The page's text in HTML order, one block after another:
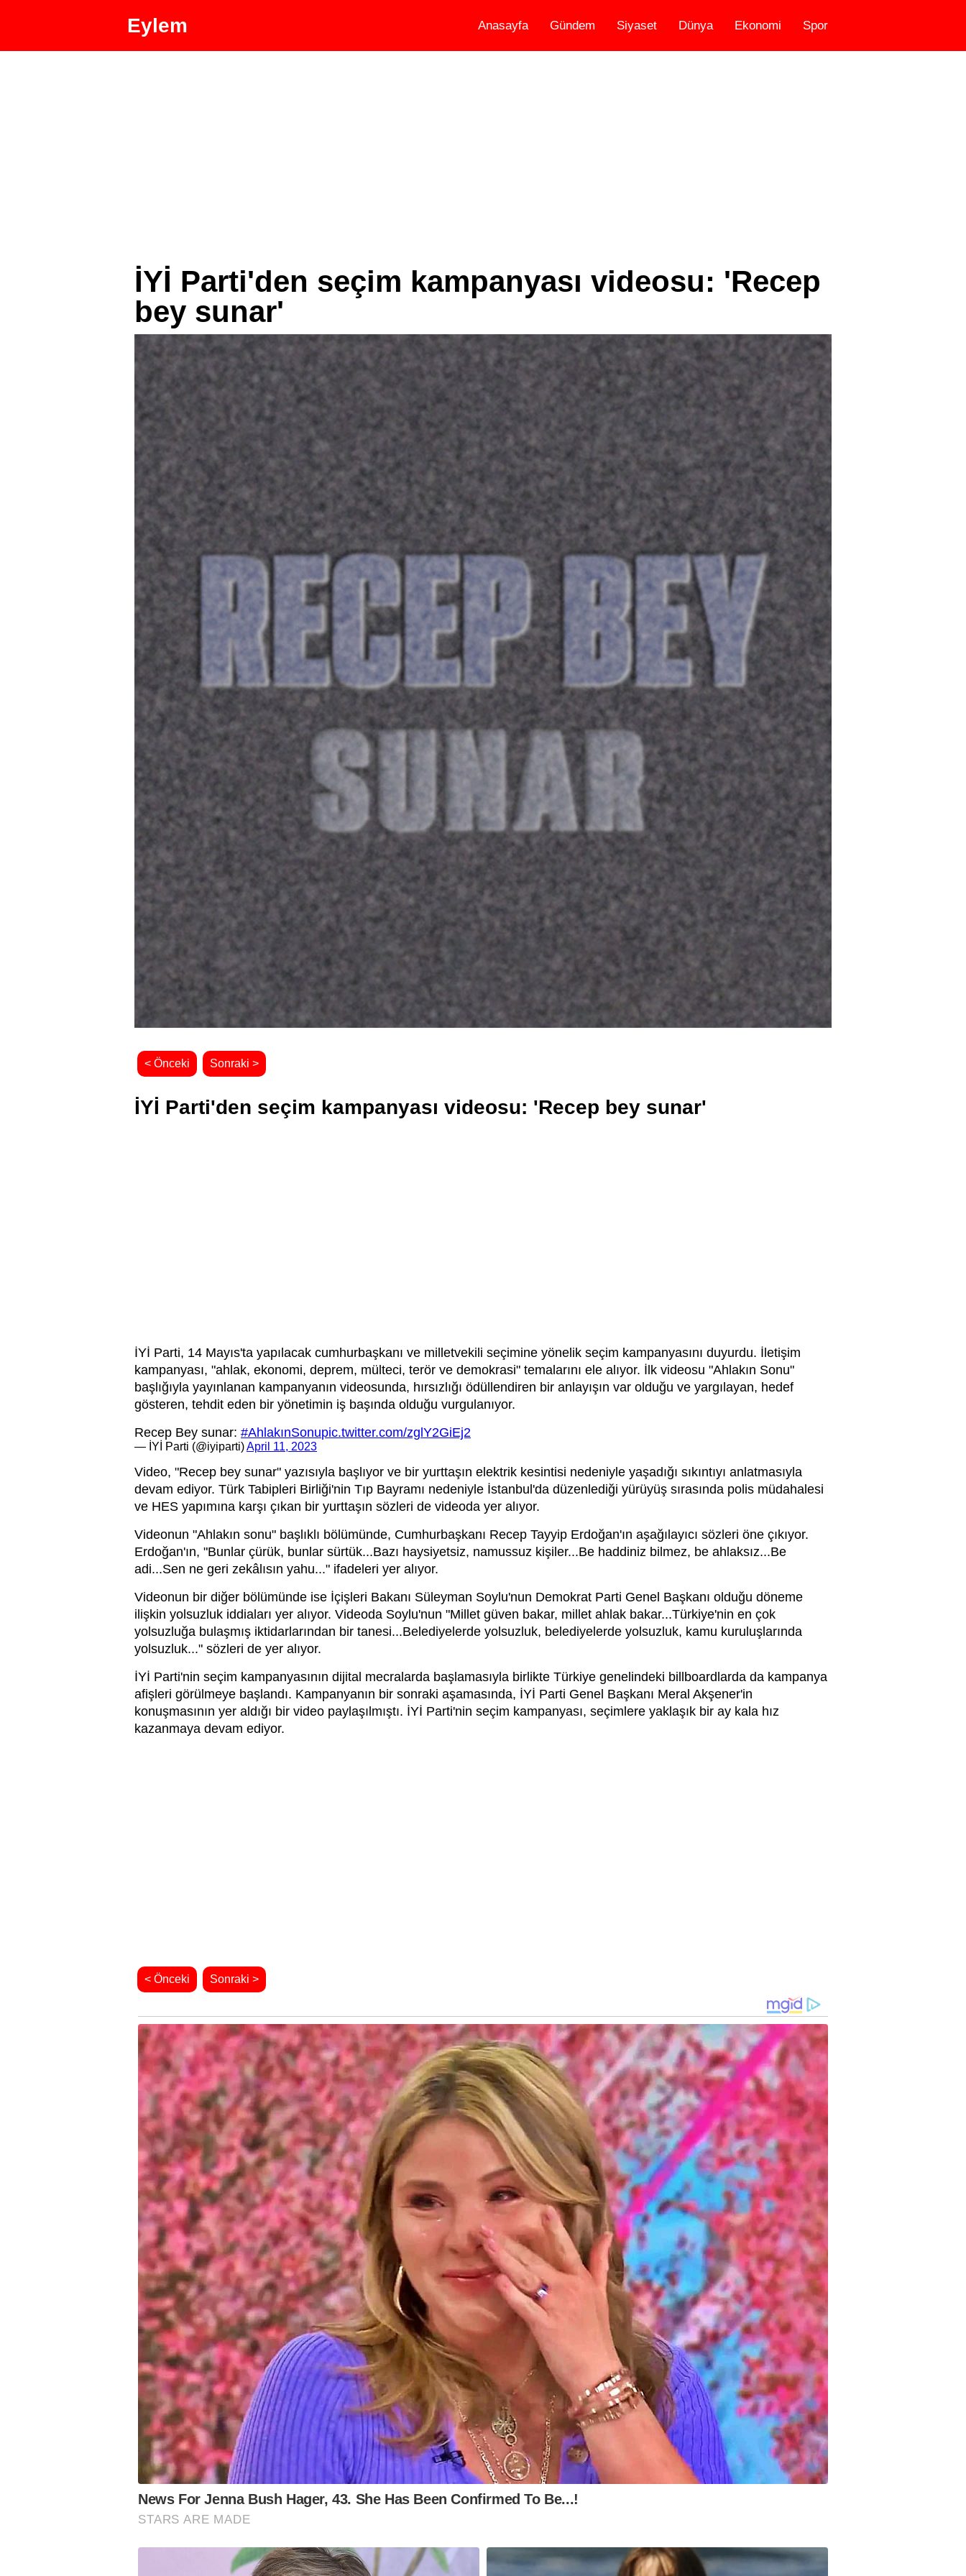
Eylem Anasayfa Gündem Siyaset Dünya Ekonomi Spor
İYİ Parti'den seçim kampanyası videosu: 'Recep
bey sunar'
< Önceki Sonraki >
İYİ Parti'den seçim kampanyası videosu: 'Recep bey sunar'
İYİ Parti, 14 Mayıs'ta yapılacak cumhurbaşkanı ve milletvekili seçimine yönelik seçim kampanyasını duyurdu. İletişim
kampanyası, "ahlak, ekonomi, deprem, mülteci, terör ve demokrasi" temalarını ele alıyor. İlk videosu "Ahlakın Sonu"
başlığıyla yayınlanan kampanyanın videosunda, hırsızlığı ödüllendiren bir anlayışın var olduğu ve yargılayan, hedef
gösteren, tehdit eden bir yönetimin iş başında olduğu vurgulanıyor.
Recep Bey sunar: #AhlakınSonupic.twitter.com/zglY2GiEj2
— İYİ Parti (@iyiparti)April 11, 2023
Video, "Recep bey sunar" yazısıyla başlıyor ve bir yurttaşın elektrik kesintisi nedeniyle yaşadığı sıkıntıyı anlatmasıyla
devam ediyor. Türk Tabipleri Birliği'nin Tıp Bayramı nedeniyle İstanbul'da düzenlediği yürüyüş sırasında polis müdahalesi
ve HES yapımına karşı çıkan bir yurttaşın sözleri de videoda yer alıyor.
Videonun "Ahlakın sonu" başlıklı bölümünde, Cumhurbaşkanı Recep Tayyip Erdoğan'ın aşağılayıcı sözleri öne çıkıyor.
Erdoğan'ın, "Bunlar çürük, bunlar sürtük...Bazı haysiyetsiz, namussuz kişiler...Be haddiniz bilmez, be ahlaksız...Be
adi...Sen ne geri zekâlısın yahu..." ifadeleri yer alıyor.
Videonun bir diğer bölümünde ise İçişleri Bakanı Süleyman Soylu'nun Demokrat Parti Genel Başkanı olduğu döneme
ilişkin yolsuzluk iddiaları yer alıyor. Videoda Soylu'nun "Millet güven bakar, millet ahlak bakar...Türkiye'nin en çok
yolsuzluğa bulaşmış iktidarlarından bir tanesi...Belediyelerde yolsuzluk, belediyelerde yolsuzluk, kamu kuruluşlarında
yolsuzluk..." sözleri de yer alıyor.
İYİ Parti'nin seçim kampanyasının dijital mecralarda başlamasıyla birlikte Türkiye genelindeki billboardlarda da kampanya
afişleri görülmeye başlandı. Kampanyanın bir sonraki aşamasında, İYİ Parti Genel Başkanı Meral Akşener'in
konuşmasının yer aldığı bir video paylaşılmıştı. İYİ Parti'nin seçim kampanyası, seçimlere yaklaşık bir ay kala hız
kazanmaya devam ediyor.
< Önceki Sonraki >